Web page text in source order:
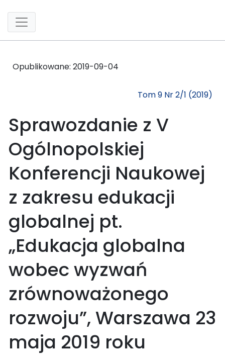
Opublikowane: 2019-09-04
Tom 9 Nr 2/1 (2019)
Sprawozdanie z V
Ogólnopolskiej
Konferencji Naukowej
z zakresu edukacji
globalnej pt.
„Edukacja globalna
wobec wyzwań
zrównoważonego
rozwoju”, Warszawa 23
maja 2019 roku